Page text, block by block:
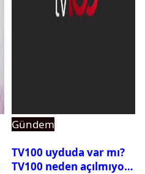
Gündem
TV100 uyduda var mı?
TV100 neden açılmıyor?